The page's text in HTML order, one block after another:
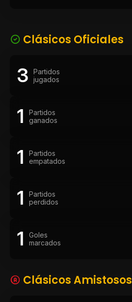
Clásicos Oficiales
3
Partidos
jugados
1
Partidos
ganados
1
Partidos
empatados
1
Partidos
perdidos
1
Goles
marcados
Clásicos Amistosos